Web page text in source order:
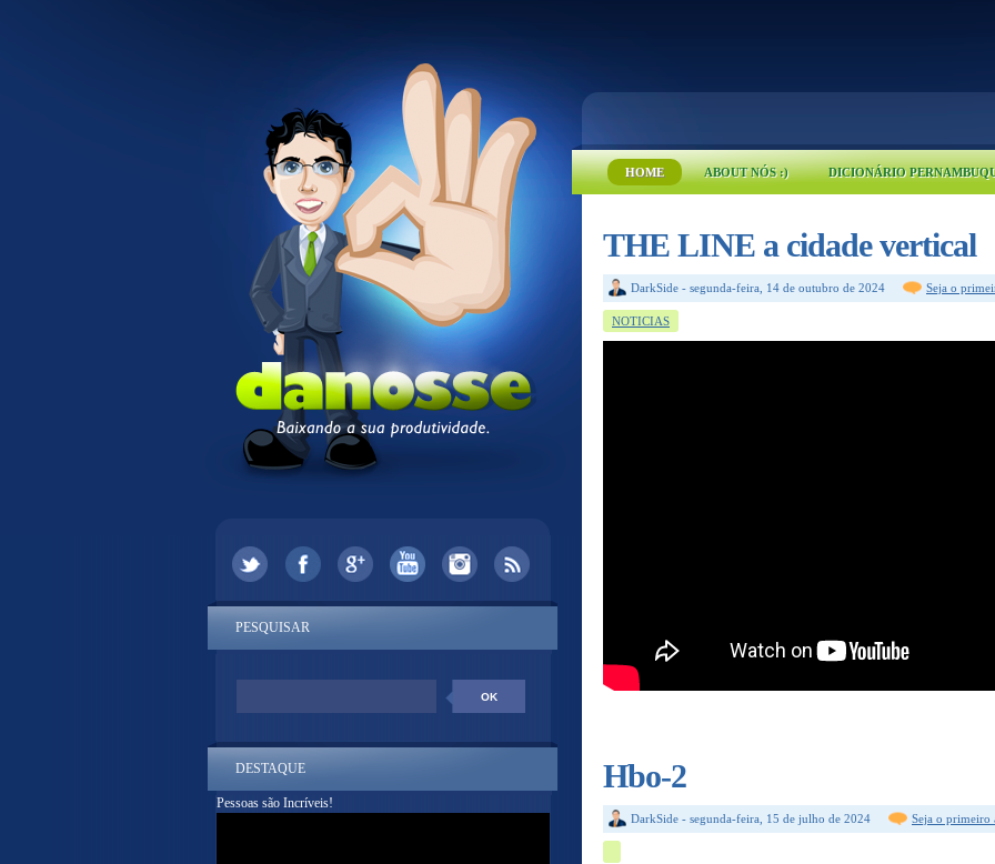
HOME ABOUT NÓS :) DICIONÁRIO
THE LINE a cidade vertical
DarkSide - segunda-feira, 14 de outubro de 2024 Seja o
NOTICIAS
Hbo-2
DarkSide - segunda-feira, 15 de julho de 2024 Seja o primeiro
PESQUISAR
DESTAQUE
Pessoas são Incríveis!